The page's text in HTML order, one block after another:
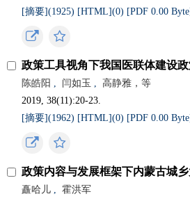
[摘要](1925) [HTML](0) [PDF 0.00
政策工具视角下我国医联体建设
陈皓阳 , 闫如玉 ,
高静雅，等
2019, 38(11):20-23.
[摘要](1962) [HTML](0) [PDF 0.00
政策内容与发展框架下内蒙古城
矗哈儿 ,
霍洪军